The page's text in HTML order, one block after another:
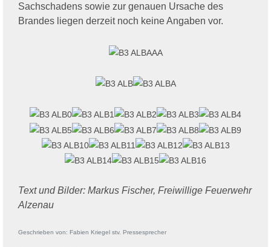
Sachschadens sowie zur genauen Ursache des
Brandes liegen derzeit noch keine Angaben vor.
Text und Bilder: Markus Fischer, Freiwillige Feuerwehr
Alzenau
Geschrieben von: Fabien Kriegel stv. Pressesprecher